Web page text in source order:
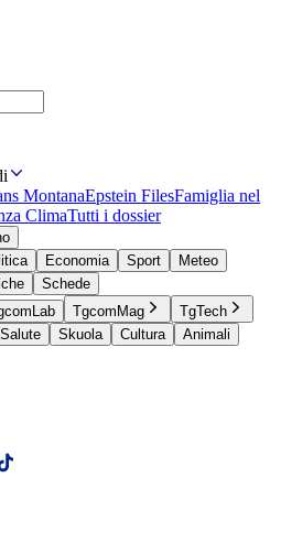
MontanaEpstein FilesFamiglia nel
ClimaTutti i dossier
Economia Sport
Meteo
Schede
TgcomMag
TgTech
Salute Skuola Cultura
Animali